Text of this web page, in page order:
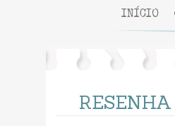
INÍCIO